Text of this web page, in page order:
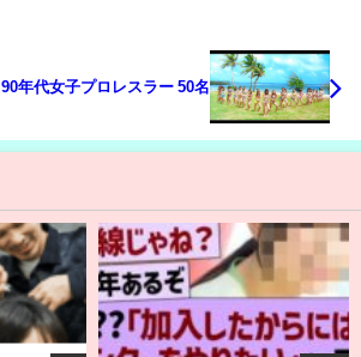
90年代女子プロレスラー 50名